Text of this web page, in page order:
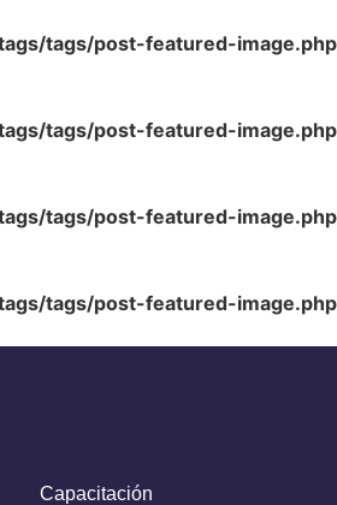
tags/post-featured-image.php
tags/post-featured-image.php
tags/post-featured-image.php
tags/post-featured-image.php
Capacitación